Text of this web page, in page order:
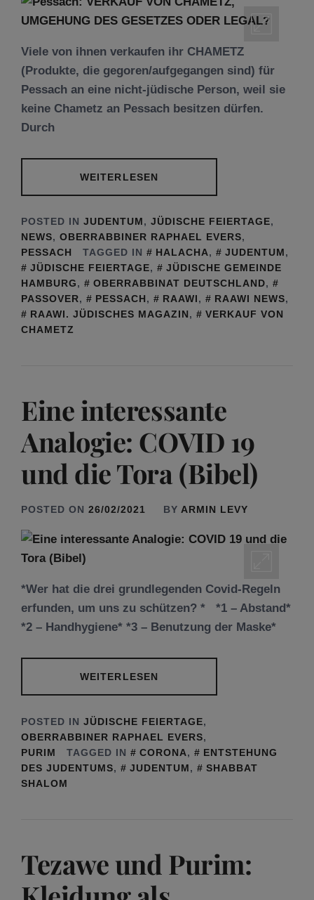
Viele von ihnen verkaufen ihr CHAMETZ
(Produkte, die gegoren/aufgegangen sind) für
Pessach an eine nicht-jüdische Person, weil sie
keine Chametz an Pessach besitzen dürfen.
Durch
WEITERLESEN
POSTED IN JUDENTUM, JÜDISCHE FEIERTAGE,
NEWS, OBERRABBINER RAPHAEL EVERS,
PESSACH
TAGGED IN HALACHA, JUDENTUM,
JÜDISCHE FEIERTAGE,
JÜDISCHE GEMEINDE
HAMBURG, OBERRABBINAT DEUTSCHLAND,
PASSOVER, PESSACH, RAAWI, RAAWI NEWS,
RAAWI. JÜDISCHES MAGAZIN,
VERKAUF VON
CHAMETZ
Eine interessante
Analogie: COVID 19
und die Tora (Bibel)
POSTED ON 26/02/2021 BY ARMIN LEVY
*Wer hat die drei grundlegenden Covid-Regeln
erfunden, um uns zu schützen? * *1 – Abstand*
*2 – Handhygiene* *3 – Benutzung der Maske*
WEITERLESEN
POSTED IN JÜDISCHE FEIERTAGE,
OBERRABBINER RAPHAEL EVERS,
PURIM
TAGGED IN CORONA,
ENTSTEHUNG
DES JUDENTUMS, JUDENTUM,
SHABBAT
SHALOM
Tezawe und Purim: